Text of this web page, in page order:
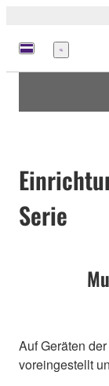
Menü
Serie
Auf Geräten
voreingestellt